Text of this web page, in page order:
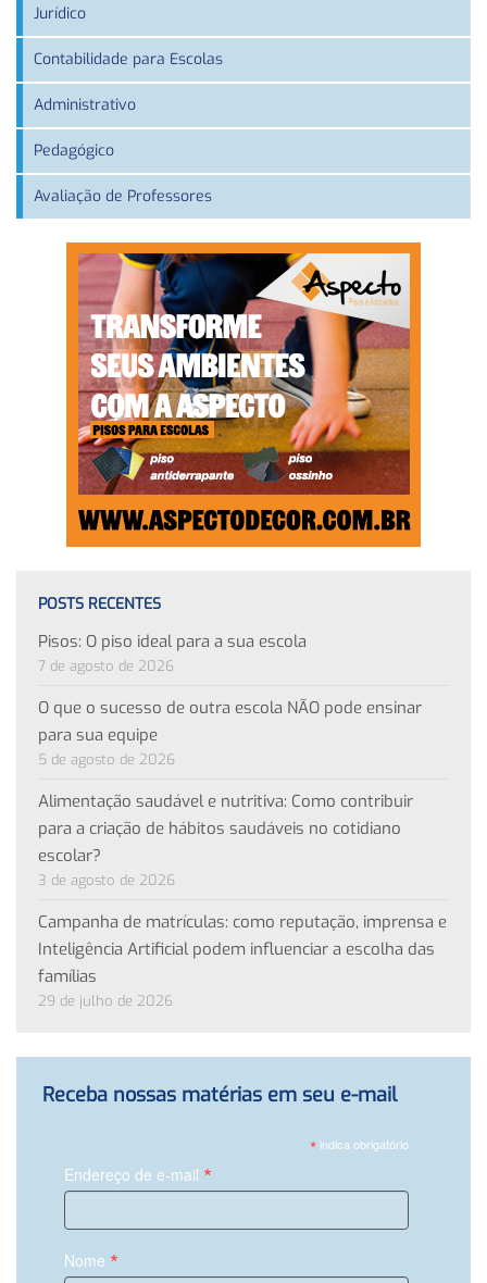
Jurídico
Contabilidade para Escolas
Administrativo
Pedagógico
Avaliação de Professores
POSTS RECENTES
Pisos: O piso ideal para a sua escola
7 de agosto de 2026
O que o sucesso de outra escola NÃO pode ensinar
para sua equipe
5 de agosto de 2026
Alimentação saudável e nutritiva: Como contribuir
para a criação de hábitos saudáveis no cotidiano
escolar?
3 de agosto de 2026
Campanha de matrículas: como reputação, imprensa e
Inteligência Artificial podem influenciar a escolha das
famílias
29 de julho de 2026
Receba nossas matérias em seu e-mail
*indica obrigatório
Endereço de e-mail *
Nome *